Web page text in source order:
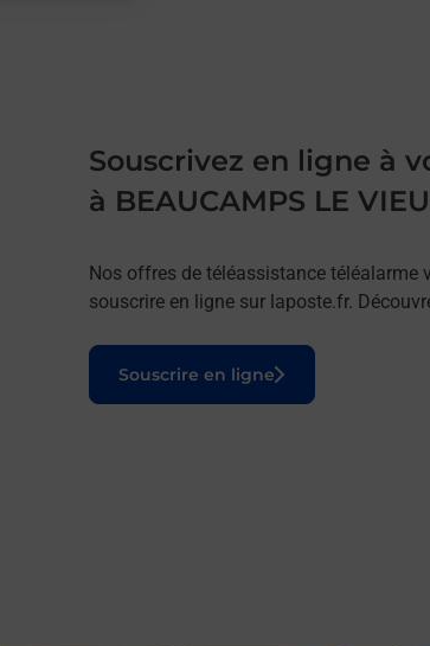
Souscrivez en ligne à
à BEAUCAMPS LE
Nos offres de téléassistance téléalarme
souscrire en ligne sur laposte.fr.
Souscrire en ligne
Le lien s'ouvre dans un nouvel onglet